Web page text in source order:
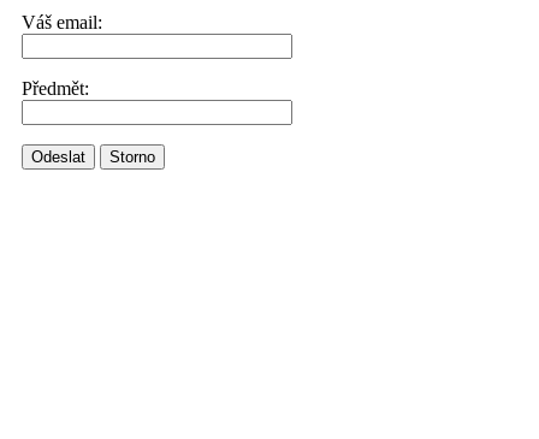
Váš email:
Předmět:
Odeslat Storno